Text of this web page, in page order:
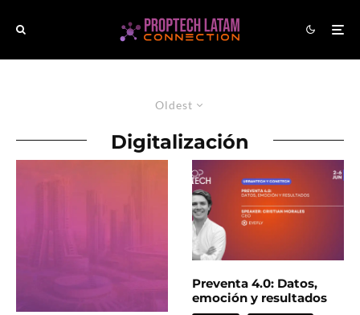
Oldest
Digitalización
Preventa 4.0: Datos,
emoción y resultados